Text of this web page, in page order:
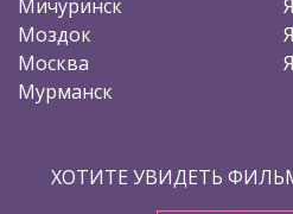
Мичуринск
Моздок
Москва
Мурманск
ХОТИТЕ УВИДЕТЬ